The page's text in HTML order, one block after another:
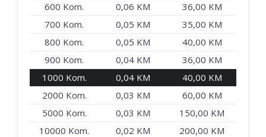
600 Kom.
0,06 KM
36,00 KM
700 Kom.
0,05 KM
35,00 KM
800 Kom.
0,05 KM
40,00 KM
900 Kom.
0,04 KM
36,00 KM
1000 Kom.
0,04 KM
40,00 KM
2000 Kom.
0,03 KM
60,00 KM
5000 Kom.
0,03 KM
150,00 KM
10000 Kom.
0,02 KM 200,00 KM